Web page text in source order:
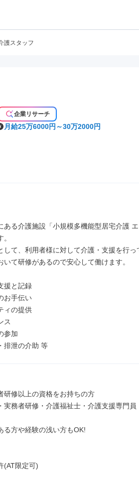
護スタッフ
企業リサーチ
月給25万6000円～30万2000円
ある介護施設「小規模多機能型居宅介護
して、利用者様に対して介護・支援を行っ
いて研修があるので安心して働けます。
援と記録
お手伝い
ィの提供
ス
参加
排泄の介助 等
研修以上の資格をお持ちの方
実務者研修・介護福祉士・介護支援専門
る方や経験の浅い方もOK!
(AT限定可)